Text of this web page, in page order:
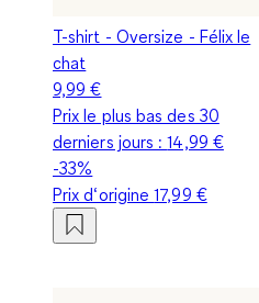
T-shirt - Oversize - Félix le
chat
9,99 €
Prix le plus bas des 30
derniers jours :14,99 €
-33%
Prix d‘origine17,99 €